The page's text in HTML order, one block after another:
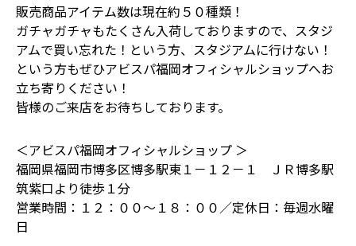
販売商品アイテム数は現在約５０種類！
ガチャガチャもたくさん入荷しておりますので、スタジ
アムで買い忘れた！という方、スタジアムに行けない！
という方もぜひアビスパ福岡オフィシャルショップへお
立ち寄りください！
皆様のご来店をお待ちしております。
＜アビスパ福岡オフィシャルショップ ＞
福岡県福岡市博多区博多駅東１－１２－１ ＪＲ博多駅
筑紫口より徒歩１分
営業時間：１２：００～１８：００／定休日：毎週水曜
日